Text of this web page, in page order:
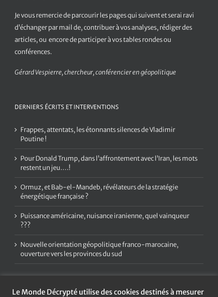
Je vous remercie de parcourir les pages qui suivent et serai ravi
d’échanger par mail de, contribuer à vos analyses, rédiger des
articles, ou encore de participer à vos tables rondes ou
conférences.
Gérard Vespierre, chercheur, conférencier en géopolitique
DERNIERS ÉCRITS ET INTERVENTIONS
Frappes, attentats, les étonnants silences de Vladimir
Poutine !
Pour Donald Trump, dans l’affrontement avec l’Iran, les mots
restent un jeu….!
Ormuz, et Bab-el-Mandeb, révélateurs de la stratégie
énergétique française ?
Puissance américaine, nuisance iranienne, quel vainqueur
???
Nouvelle orientation géopolitique franco-marocaine,
ouverture vers les provinces du sud
Le Monde Décrypté utilise des cookies destinés à mesurer